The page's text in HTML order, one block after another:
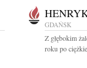
GDAŃSK
Z głębokim
roku po